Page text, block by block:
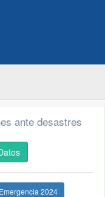
ante desastres
2024